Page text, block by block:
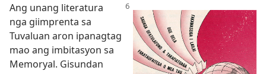
Ang unang literatura
nga giimprenta sa
Tuvaluan aron ipanagtag
mao ang imbitasyon sa
Memoryal. Gisundan